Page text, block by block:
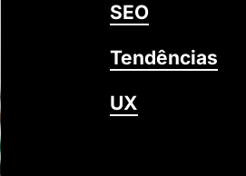
SEO
Tendências
UX